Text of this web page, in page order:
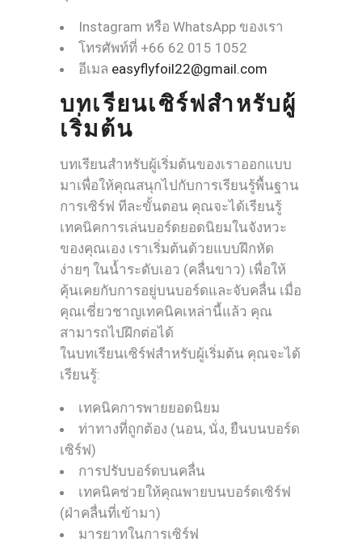
Instagram หรือ WhatsApp ของเรา
โทรศัพท์ที่ +66 62 015 1052
อีเมล easyflyfoil22@gmail.com
บทเรียนเซิร์ฟสำหรับผู้
เริ่มต้น
บทเรียนสำหรับผู้เริ่มต้นของเราออกแบบ
มาเพื่อให้คุณสนุกไปกับการเรียนรู้พื้นฐาน
การเซิร์ฟ ทีละขั้นตอน คุณจะได้เรียนรู้
เทคนิคการเล่นบอร์ดยอดนิยมในจังหวะ
ของคุณเอง เราเริ่มต้นด้วยแบบฝึกหัด
ง่ายๆ ในน้ำระดับเอว (คลื่นขาว) เพื่อให้
คุ้นเคยกับการอยู่บนบอร์ดและจับคลื่น เมื่อ
คุณเชี่ยวชาญเทคนิคเหล่านี้แล้ว คุณ
สามารถไปฝึกต่อได้
ในบทเรียนเซิร์ฟสำหรับผู้เริ่มต้น คุณจะได้
เรียนรู้:
เทคนิคการพายยอดนิยม
ท่าทางที่ถูกต้อง (นอน, นั่ง, ยืนบนบอร์ด
เซิร์ฟ)
การปรับบอร์ดบนคลื่น
เทคนิคช่วยให้คุณพายบนบอร์ดเซิร์ฟ
(ฝ่าคลื่นที่เข้ามา)
มารยาทในการเซิร์ฟ